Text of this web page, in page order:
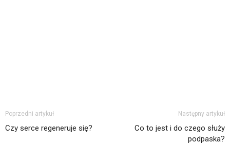
Poprzedni artykuł
Czy serce regeneruje się?
Następny artykuł
Co to jest i do czego służy
podpaska?